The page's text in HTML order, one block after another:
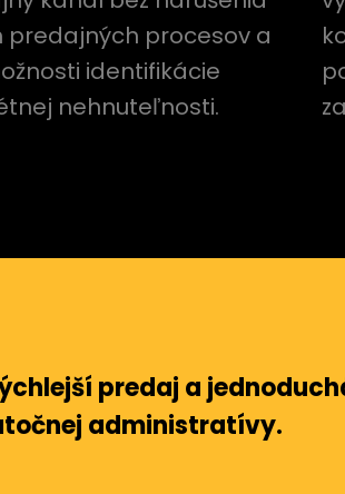
predajných procesov a
identifikácie
nehnuteľnosti.
predaj a
administratívy.